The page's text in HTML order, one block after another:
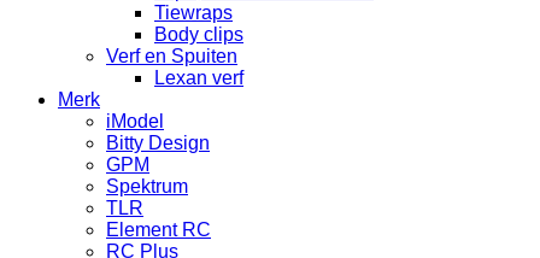
Tiewraps
Body clips
Verf en Spuiten
Lexan verf
Merk
iModel
Bitty Design
GPM
Spektrum
TLR
Element RC
RC Plus